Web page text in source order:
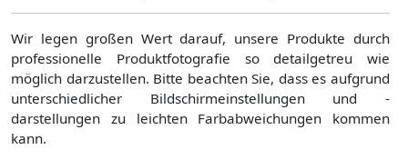
Wir legen großen Wert darauf, unsere Produkte durch
professionelle Produktfotografie so detailgetreu wie
möglich darzustellen. Bitte beachten Sie, dass es aufgrund
unterschiedlicher Bildschirmeinstellungen und -
darstellungen zu leichten Farbabweichungen kommen
kann.